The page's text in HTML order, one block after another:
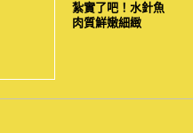
紮實了吧！水針魚
肉質鮮嫩細緻